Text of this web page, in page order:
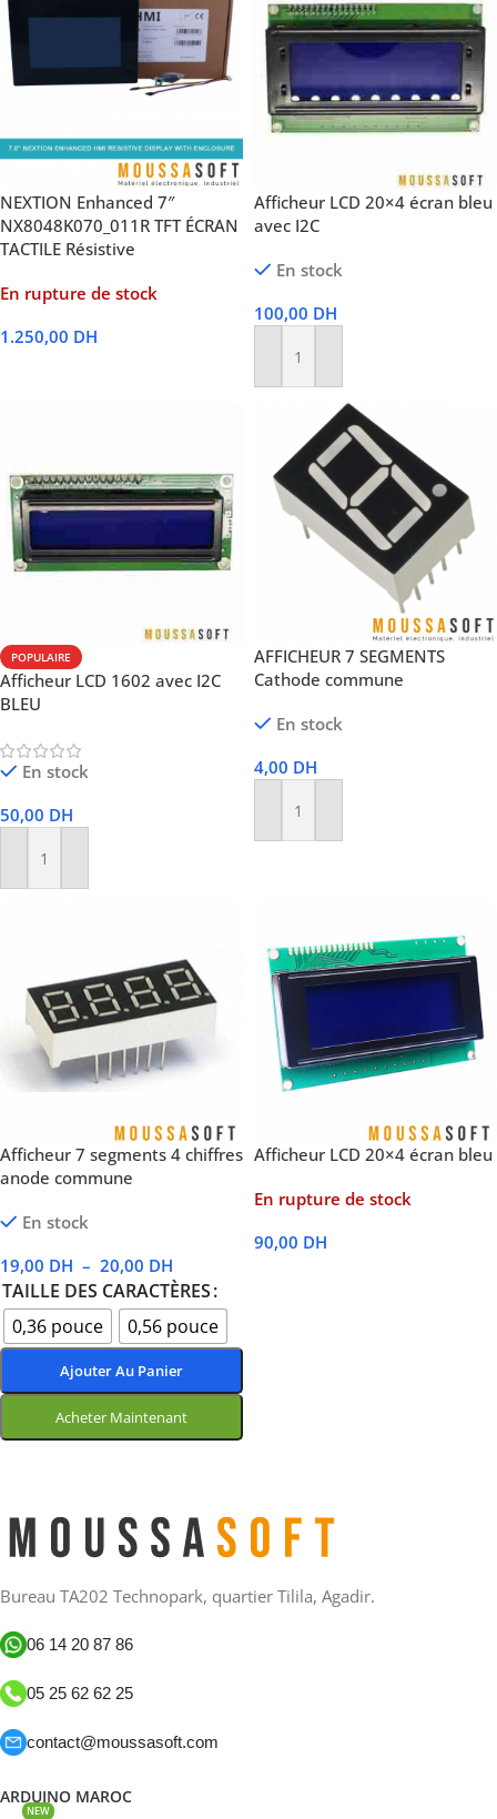
NEXTION Enhanced 7″
NX8048K070_011R TFT ÉCRAN
TACTILE Résistive
En rupture de stock
1.250,00 DH
Afficheur LCD 20×4 écran bleu
avec I2C
En stock
100,00 DH
Ajouter Au Panier
POPULAIRE
Afficheur LCD 1602 avec I2C
BLEU
En stock
50,00 DH
Ajouter Au Panier
AFFICHEUR 7 SEGMENTS
Cathode commune
En stock
4,00 DH
Ajouter Au Panier
Afficheur 7 segments 4 chiffres
anode commune
En stock
19,00 DH – 20,00 DH
TAILLE DES CARACTÈRES
0,36 pouce
0,56 pouce
Ajouter Au Panier
Acheter Maintenant
Afficheur LCD 20×4 écran bleu
En rupture de stock
90,00 DH
Bureau TA202 Technopark, quartier Tilila, Agadir.
06 14 20 87 86
05 25 62 62 25
contact@moussasoft.com
ARDUINO MAROC
NEW